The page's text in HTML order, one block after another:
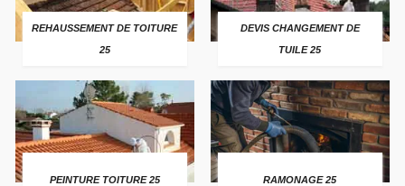
REHAUSSEMENT DE TOITURE
25
DEVIS CHANGEMENT DE
TUILE 25
PEINTURE TOITURE 25 RAMONAGE 25